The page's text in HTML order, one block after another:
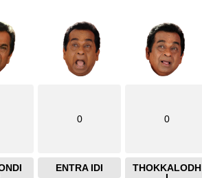
0
ENTRA IDI
0
THOKKALODH